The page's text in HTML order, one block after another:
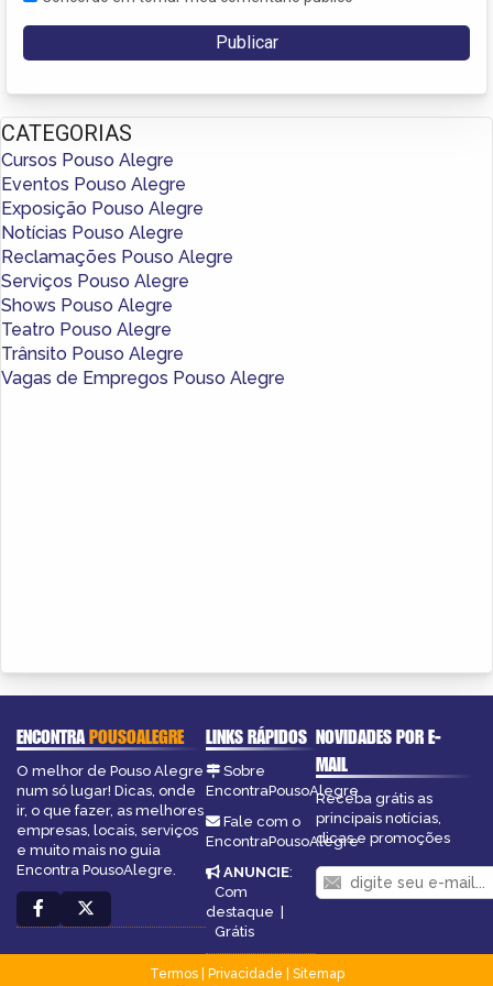
CATEGORIAS
Cursos Pouso Alegre
Eventos Pouso Alegre
Exposição Pouso Alegre
Notícias Pouso Alegre
Reclamações Pouso Alegre
Serviços Pouso Alegre
Shows Pouso Alegre
Teatro Pouso Alegre
Trânsito Pouso Alegre
Vagas de Empregos Pouso Alegre
ENCONTRAPOUSOALEGRE
O melhor de Pouso Alegre
num só lugar! Dicas, onde
ir, o que fazer, as melhores
empresas, locais, serviços
e muito mais no guia
Encontra PousoAlegre.
LINKS RÁPIDOS
Sobre
EncontraPousoAlegre
Fale com o
EncontraPousoAlegre
ANUNCIE:
Com
destaque
Grátis
NOVIDADES POR E-
MAIL
Receba grátis as
principais notícias,
dicas e promoções
Termos| Privacidade
Sitemap